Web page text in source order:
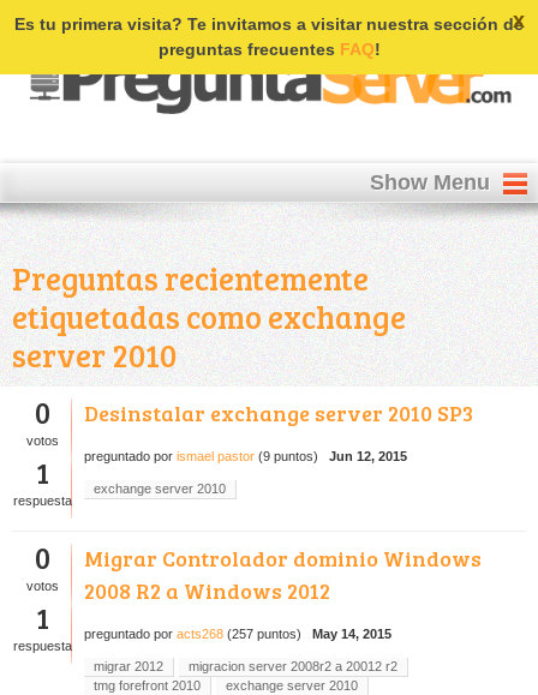
Login | Register
Es tu primera visita? Te invitamos a visitar nuestra sección de
preguntas frecuentes FAQ!
x
Show Menu
Preguntas recientemente
etiquetadas como exchange
server 2010
0
votos
1
respuesta
Desinstalar exchange server 2010 SP3
preguntado por ismael pastor (9 puntos) Jun 12, 2015
exchange server 2010
0
votos
1
respuesta
Migrar Controlador dominio Windows
2008 R2 a Windows 2012
preguntado por acts268 (257 puntos) May 14, 2015
migrar 2012
migracion server 2008r2 a 20012 r2
tmg forefront 2010
exchange server 2010